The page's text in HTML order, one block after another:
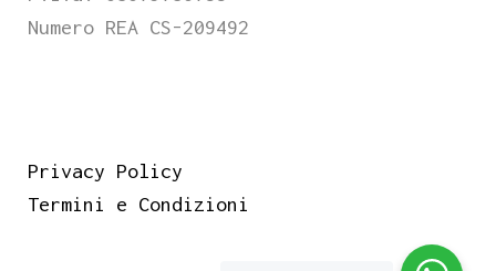
Numero REA CS-209492
Privacy Policy
Termini e Condizioni